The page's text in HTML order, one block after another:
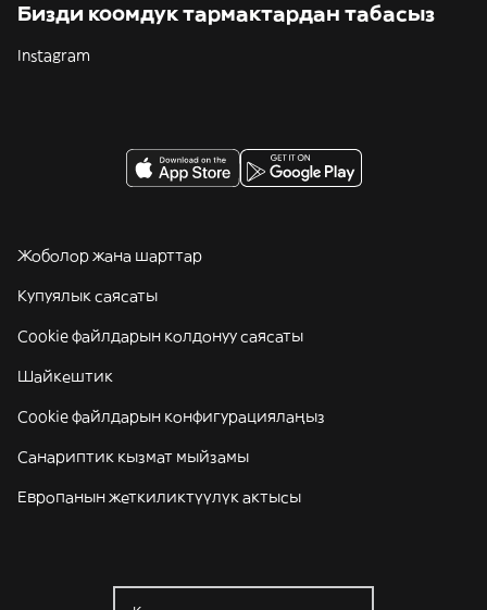
Бизди коомдук тармактардан табасыз
Instagram
Жоболор жана шарттар
Купуялык саясаты
Cookie файлдарын колдонуу саясаты
Шайкештик
Cookie файлдарын конфигурациялаңыз
Санариптик кызмат мыйзамы
Европанын жеткиликтүүлүк актысы